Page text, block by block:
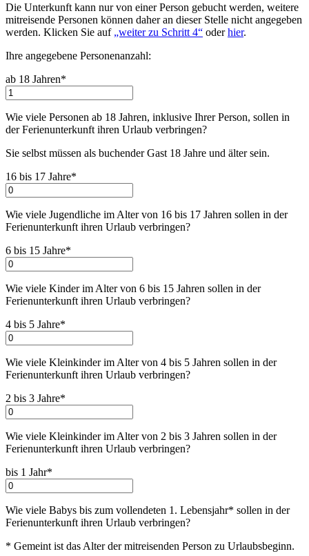
Die Unterkunft kann nur von einer Person gebucht werden, weitere
mitreisende Personen können daher an dieser Stelle nicht angegeben
werden. Klicken Sie auf „weiter zu Schritt 4“ oderhier.
Ihre angegebene Personenanzahl:
ab 18 Jahren*
Wie viele Personen ab 18 Jahren, inklusive Ihrer Person, sollen in
der Ferienunterkunft ihren Urlaub verbringen?
Sie selbst müssen als buchender Gast 18 Jahre und älter sein.
16 bis 17 Jahre*
Wie viele Jugendliche im Alter von 16 bis 17 Jahren sollen in der
Ferienunterkunft ihren Urlaub verbringen?
6 bis 15 Jahre*
Wie viele Kinder im Alter von 6 bis 15 Jahren sollen in der
Ferienunterkunft ihren Urlaub verbringen?
4 bis 5 Jahre*
Wie viele Kleinkinder im Alter von 4 bis 5 Jahren sollen in der
Ferienunterkunft ihren Urlaub verbringen?
2 bis 3 Jahre*
Wie viele Kleinkinder im Alter von 2 bis 3 Jahren sollen in der
Ferienunterkunft ihren Urlaub verbringen?
bis 1 Jahr*
Wie viele Babys bis zum vollendeten 1. Lebensjahr* sollen in der
Ferienunterkunft ihren Urlaub verbringen?
* Gemeint ist das Alter der mitreisenden Person zu Urlaubsbeginn.